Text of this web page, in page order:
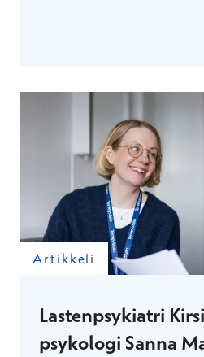
Artikkeli
Lastenpsykiatri
psykologi Sanna